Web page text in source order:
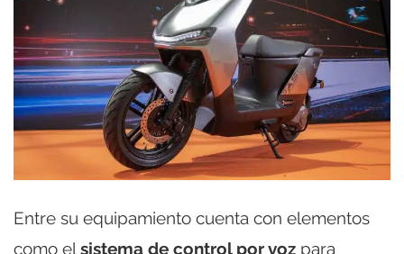
Entre su equipamiento cuenta con elementos
como elsistema de control por voz para